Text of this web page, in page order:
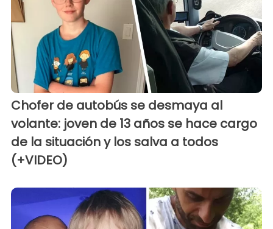
Chofer de autobús se desmaya al
volante: joven de 13 años se hace cargo
de la situación y los salva a todos
(+VIDEO)